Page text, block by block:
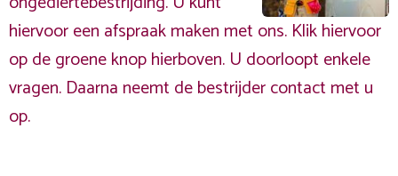
hiervoor een afspraak maken met ons. Klik hiervoor
op de groene knop hierboven. U doorloopt enkele
vragen. Daarna neemt de bestrijder contact met u
op.